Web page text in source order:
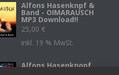
Alfons Hasenknpf &
Band - OIMARAUSCH
MP3 Download!!
25,00 €
inkl. 19 % MwSt.
Alfons Hasenknopf